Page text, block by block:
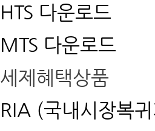
HTS 다운로드
MTS 다운로드
세제혜택상품
RIA (국내시장복